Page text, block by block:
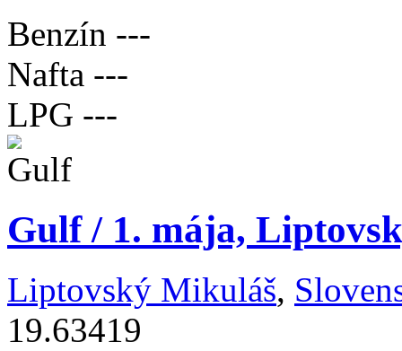
Benzín ---
Nafta ---
LPG ---
Gulf / 1. mája,
Liptovský Mikuláš,
19.63419